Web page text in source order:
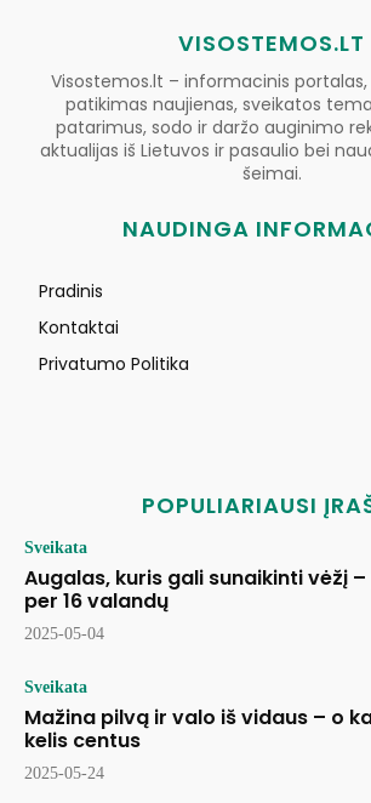
VISOSTEMOS.LT
Visostemos.lt – informacinis
patikimas naujienas, sveikatos
patarimus, sodo ir daržo auginimo
aktualijas iš Lietuvos ir pasaulio bei
šeimai.
NAUDINGA
Pradinis
Kontaktai
Privatumo Politika
POPULIARIAUSI
Sveikata
Augalas, kuris gali sunaikinti vėžį
per 16 valandų
2025-05-04
Sveikata
Mažina pilvą ir valo iš vidaus – o
kelis centus
2025-05-24